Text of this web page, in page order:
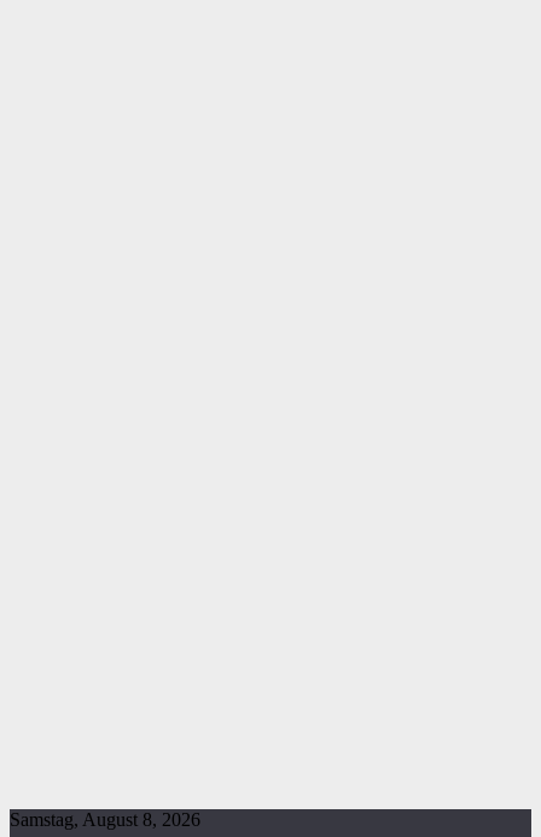
Samstag, August 8, 2026